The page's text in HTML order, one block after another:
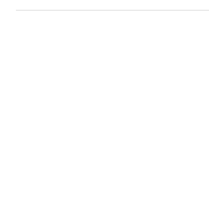
1시간 전 >[속보] 노원서 40.1도 관측…서울, 2018년 이후 첫 40도